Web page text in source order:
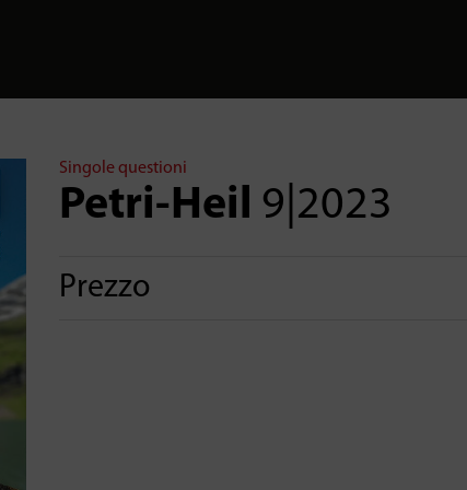
Singole questioni
Petri-Heil 9|2023
Prezzo